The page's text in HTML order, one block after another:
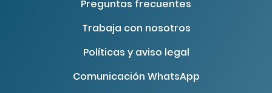
Preguntas frecuentes
Trabaja con nosotros
Políticas y aviso legal
Comunicación WhatsApp